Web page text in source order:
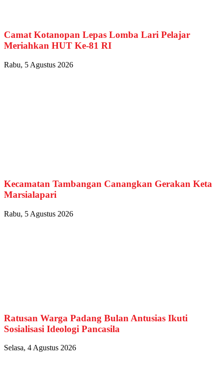
Camat Kotanopan Lepas Lomba Lari Pelajar
Meriahkan HUT Ke-81 RI
Rabu, 5 Agustus 2026
Kecamatan Tambangan Canangkan Gerakan Keta
Marsialapari
Rabu, 5 Agustus 2026
Ratusan Warga Padang Bulan Antusias Ikuti
Sosialisasi Ideologi Pancasila
Selasa, 4 Agustus 2026